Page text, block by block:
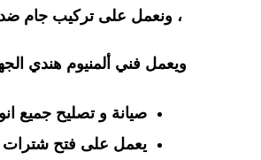
، ونعمل على تركيب جام
ويعمل فني ألمنيوم هندي
صيانة و تصليح جميع
يعمل على فتح شترات